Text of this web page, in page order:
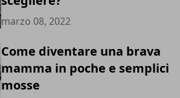
marzo 08, 2022
Come diventare una brava
mamma in poche e semplici
mosse